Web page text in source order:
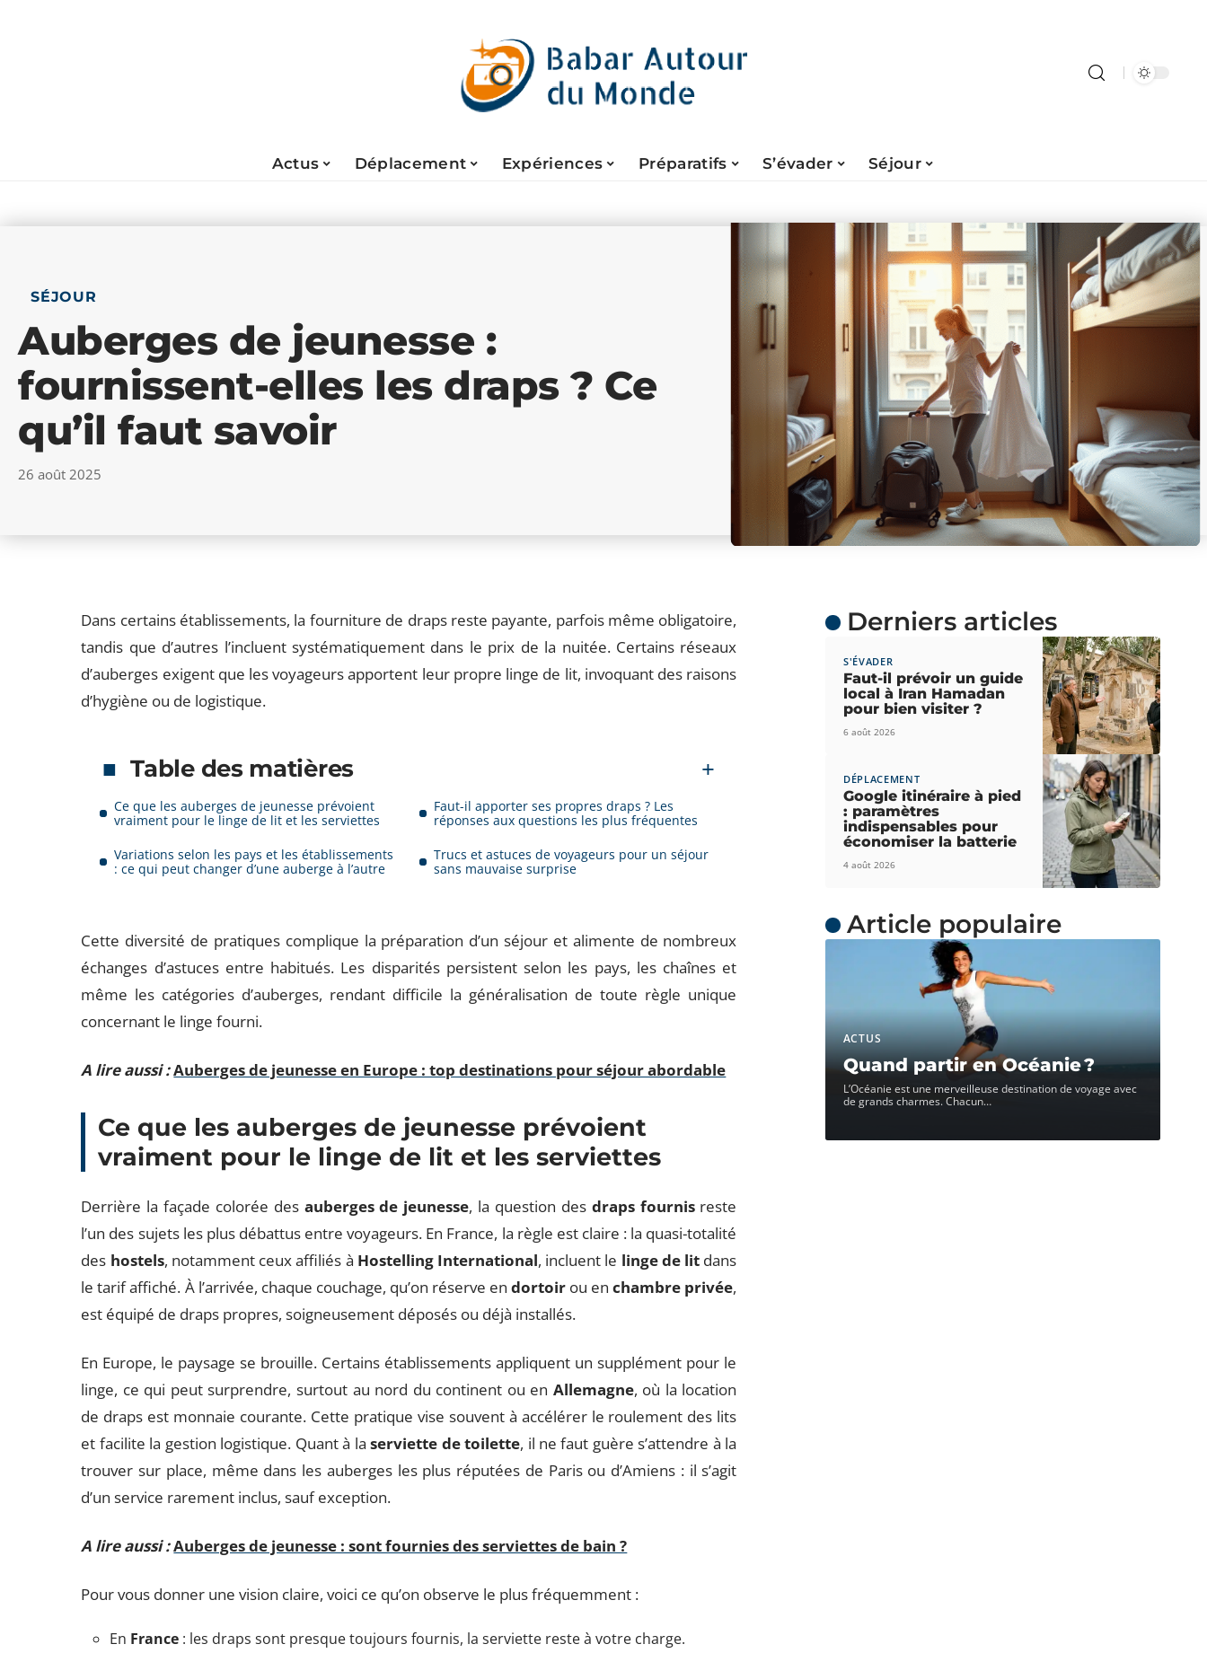
Actus Déplacement Expériences Préparatifs S’évader Séjour
SÉJOUR
Auberges de jeunesse :
fournissent-elles les draps ? Ce
qu’il faut savoir
26 août 2025
Dans certains établissements, la fourniture de draps reste payante, parfois même obligatoire,
tandis que d’autres l’incluent systématiquement dans le prix de la nuitée. Certains réseaux
d’auberges exigent que les voyageurs apportent leur propre linge de lit, invoquant des raisons
d’hygiène ou de logistique.
Table des matières
Ce que les auberges de jeunesse prévoient
vraiment pour le linge de lit et les serviettes
Faut-il apporter ses propres draps ? Les
réponses aux questions les plus fréquentes
Variations selon les pays et les établissements
: ce qui peut changer d’une auberge à l’autre
Trucs et astuces de voyageurs pour un séjour
sans mauvaise surprise
Cette diversité de pratiques complique la préparation d’un séjour et alimente de nombreux
échanges d’astuces entre habitués. Les disparités persistent selon les pays, les chaînes et
même les catégories d’auberges, rendant difficile la généralisation de toute règle unique
concernant le linge fourni.
A lire aussi :Auberges de jeunesse en Europe : top destinations pour séjour abordable
Ce que les auberges de jeunesse prévoient
vraiment pour le linge de lit et les serviettes
Derrière la façade colorée des auberges de jeunesse, la question des draps fournisreste
l’un des sujets les plus débattus entre voyageurs. En France, la règle est claire : la quasi-totalité
des hostels, notamment ceux affiliés à Hostelling International, incluent le linge de lit dans
le tarif affiché. À l’arrivée, chaque couchage, qu’on réserve endortoir ou enchambre privée,
est équipé de draps propres, soigneusement déposés ou déjà installés.
En Europe, le paysage se brouille. Certains établissements appliquent un supplément pour le
linge, ce qui peut surprendre, surtout au nord du continent ou en Allemagne, où la location
de draps est monnaie courante. Cette pratique vise souvent à accélérer le roulement des lits
et facilite la gestion logistique. Quant à laserviette de toilette, il ne faut guère s’attendre à la
trouver sur place, même dans les auberges les plus réputées de Paris ou d’Amiens : il s’agit
d’un service rarement inclus, sauf exception.
A lire aussi :Auberges de jeunesse : sont fournies des serviettes de bain ?
Pour vous donner une vision claire, voici ce qu’on observe le plus fréquemment :
En France : les draps sont presque toujours fournis, la serviette reste à votre charge.
Derniers articles
S'ÉVADER
Faut-il prévoir un guide
local à Iran Hamadan
pour bien visiter ?
6 août 2026
DÉPLACEMENT
Google itinéraire à pied
: paramètres
indispensables pour
économiser la batterie
4 août 2026
Article populaire
ACTUS
Quand partir en Océanie ?
L’Océanie est une merveilleuse destination de voyage avec
de grands charmes. Chacun…